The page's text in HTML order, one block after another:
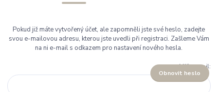
Pokud již máte vytvořený účet, ale zapomněli jste své heslo, zadejte
svou e-mailovou adresu, kterou jste uvedli při registraci. Zašleme Vám
na ni e-mail s odkazem pro nastavení nového hesla.
Váš e-mail:
Obnovit heslo